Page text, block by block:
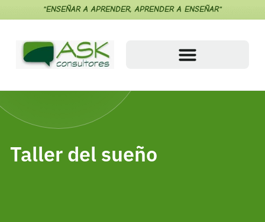
"ENSEÑAR A APRENDER, APRENDER A ENSEÑAR"
Taller del sueño